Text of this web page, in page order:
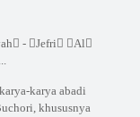
karya abadi
khususnya